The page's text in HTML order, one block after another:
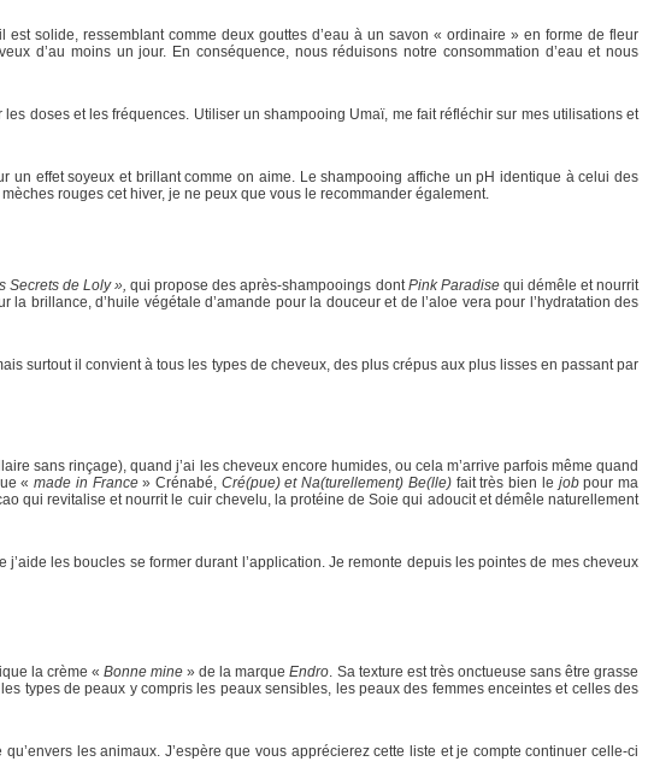
solide, ressemblant comme deux gouttes d’eau à un savon « ordinaire » en forme de fleur
d’au moins un jour. En conséquence, nous réduisons notre consommation d’eau et nous
doses et les fréquences. Utiliser un shampooing Umaï, me fait réfléchir sur mes utilisations et
effet soyeux et brillant comme on aime. Le shampooing affiche un pH identique à celui des
rouges cet hiver, je ne peux que vous le recommander également.
Secrets de Loly », qui propose des après-shampooings dontPink Paradise qui démêle et nourrit
brillance, d’huile végétale d’amande pour la douceur et de l’aloe vera pour l’hydratation des
surtout il convient à tous les types de cheveux, des plus crépus aux plus lisses en passant par
sans rinçage), quand j’ai les cheveux encore humides, ou cela m’arrive parfois même quand
«made in France» Crénabé, Cré(pue) et Na(turellement) Be(lle)fait très bien le jobpour ma
qui revitalise et nourrit le cuir chevelu, la protéine de Soie qui adoucit et démêle naturellement
j’aide les boucles se former durant l’application. Je remonte depuis les pointes de mes cheveux
la crème « Bonne mine » de la marqueEndro. Sa texture est très onctueuse sans être grasse
types de peaux y compris les peaux sensibles, les peaux des femmes enceintes et celles des
les animaux. J’espère que vous apprécierez cette liste et je compte continuer celle-ci